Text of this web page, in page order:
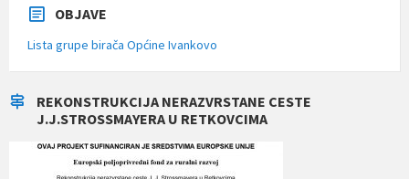
OBJAVE
Lista grupe birača Općine Ivankovo
REKONSTRUKCIJA NERAZVRSTANE CESTE
J.J.STROSSMAYERA U RETKOVCIMA